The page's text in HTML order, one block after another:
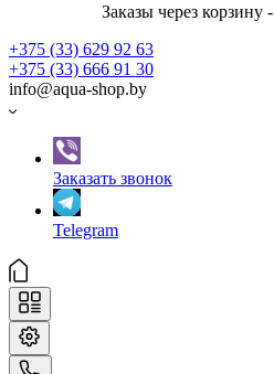
Заказы через корзину -
+375 (33) 629 92 63
+375 (33) 666 91 30
info@aqua-shop.by
Заказать звонок
Telegram